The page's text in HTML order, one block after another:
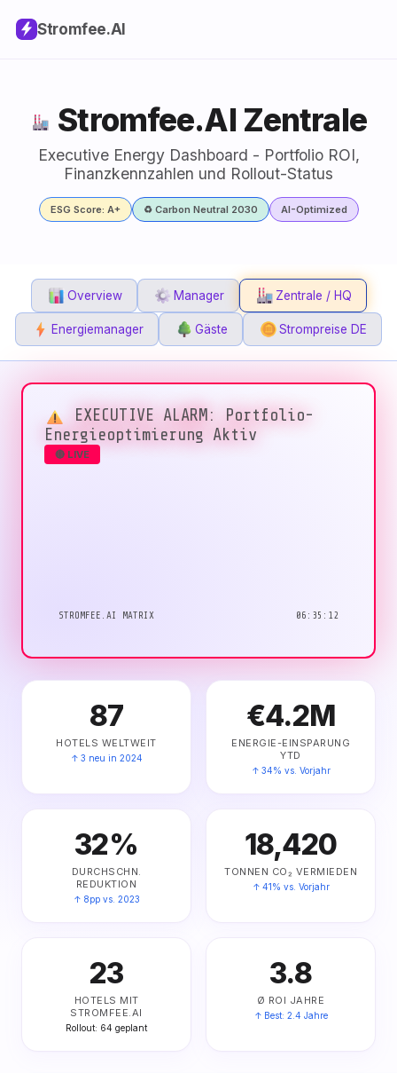
Stromfee.AI
Stromfee.AI Zentrale
Executive Energy Dashboard - Portfolio ROI,
Finanzkennzahlen und Rollout-Status
ESG Score: A+ ♻️ Carbon Neutral 2030 AI-Optimized
Overview Manager Zentrale / HQ
Energiemanager Gäste Strompreise DE
EXECUTIVE ALARM: Portfolio-
Energieoptimierung Aktiv
🔴 LIVE
STROMFEE.AI MATRIX 06:35:12
87
HOTELS WELTWEIT
↑ 3 neu in 2024
€4.2M
ENERGIE-EINSPARUNG
YTD
↑ 34% vs. Vorjahr
32%
DURCHSCHN.
REDUKTION
↑ 8pp vs. 2023
18,420
TONNEN CO₂ VERMIEDEN
↑ 41% vs. Vorjahr
23
HOTELS MIT
STROMFEE.AI
Rollout: 64 geplant
3.8
Ø ROI JAHRE
↑ Best: 2.4 Jahre